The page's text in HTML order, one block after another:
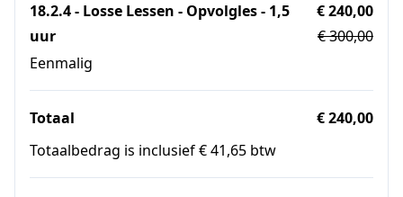
18.2.4 - Losse Lessen - Opvolgles - 1,5
uur
Eenmalig
€ 240,00
€ 300,00
Totaal
€ 240,00
Totaalbedrag is inclusief € 41,65 btw